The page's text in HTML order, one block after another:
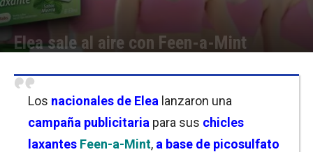
Elea sale al aire con Feen-a-Mint
Los nacionales de Elea lanzaron una
campaña publicitaria para sus chicles
laxantes Feen-a-Mint, a base de picosulfato